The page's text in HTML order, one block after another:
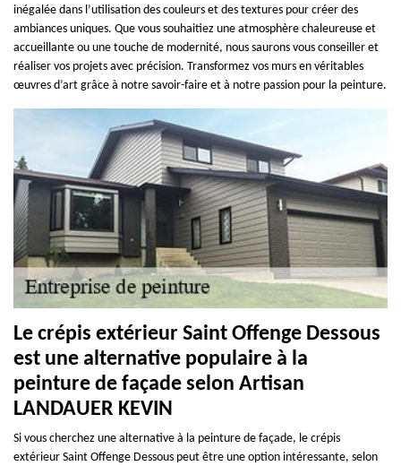
inégalée dans l’utilisation des couleurs et des textures pour créer des
ambiances uniques. Que vous souhaitiez une atmosphère chaleureuse et
accueillante ou une touche de modernité, nous saurons vous conseiller et
réaliser vos projets avec précision. Transformez vos murs en véritables
œuvres d’art grâce à notre savoir-faire et à notre passion pour la peinture.
Le crépis extérieur Saint Offenge Dessous
est une alternative populaire à la
peinture de façade selon Artisan
LANDAUER KEVIN
Si vous cherchez une alternative à la peinture de façade, le crépis
extérieur Saint Offenge Dessous peut être une option intéressante, selon